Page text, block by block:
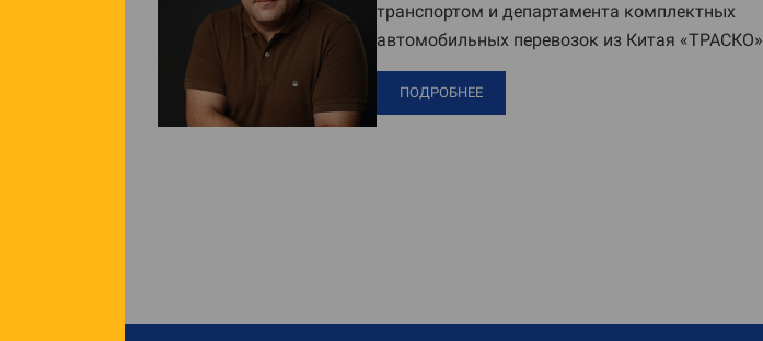
транспортом и департамента комплектных
автомобильных перевозок из Китая «ТРАСКО»
ПОДРОБНЕЕ